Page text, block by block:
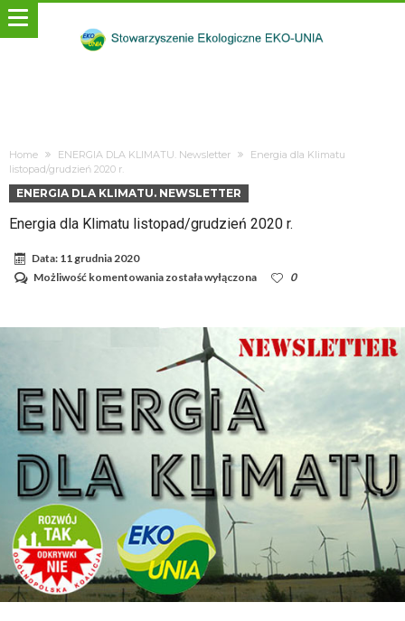
Home ENERGIA DLA KLIMATU. Newsletter
Energia dla Klimatu
listopad/grudzień 2020 r.
ENERGIA DLA KLIMATU. NEWSLETTER
Energia dla Klimatu listopad/grudzień 2020 r.
Data: 11 grudnia 2020
Możliwość komentowania Energia
została wyłączona 0